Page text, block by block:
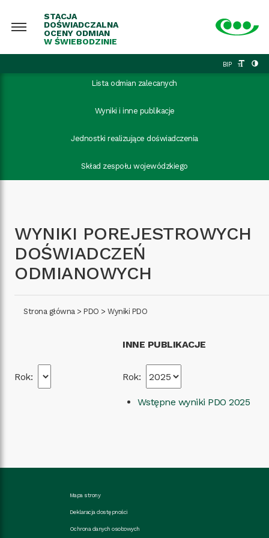
STACJA
DOŚWIADCZALNA
OCENY ODMIAN
W ŚWIEBODZINIE
BIP
Lista odmian zalecanych
Wyniki i inne publikacje
Jednostki realizujące doświadczenia
Skład zespołu wojewódzkiego
WYNIKI POREJESTROWYCH
DOŚWIADCZEŃ
ODMIANOWYCH
Strona główna> PDO > Wyniki PDO
Rok:
INNE PUBLIKACJE
Rok:
Wstępne wyniki PDO 2025
Mapa strony
Deklaracja dostępności
Ochrona danych osobowych